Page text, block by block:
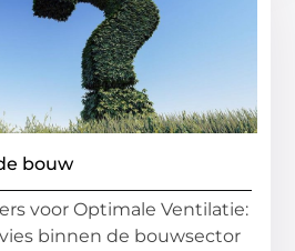
bouw
voor Optimale Ventilatie:
binnen de bouwsector